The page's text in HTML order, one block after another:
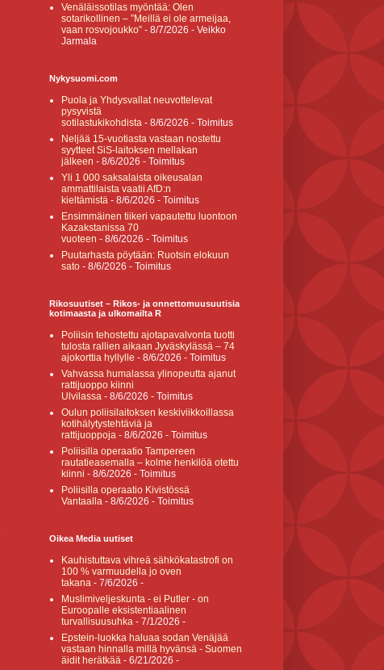
Venäläissotilas myöntää: Olen
sotarikollinen – ”Meillä ei ole armeijaa,
vaan rosvojoukko” - 8/7/2026 - Veikko
Jarmala
Nykysuomi.com
Puola ja Yhdysvallat neuvottelevat
pysyvistä
sotilastukikohdista - 8/6/2026 - Toimitus
Neljää 15-vuotiasta vastaan nostettu
syytteet SiS-laitoksen mellakan
jälkeen - 8/6/2026 - Toimitus
Yli 1 000 saksalaista oikeusalan
ammattilaista vaatii AfD:n
kieltämistä - 8/6/2026 - Toimitus
Ensimmäinen tiikeri vapautettu luontoon
Kazakstanissa 70
vuoteen - 8/6/2026 - Toimitus
Puutarhasta pöytään: Ruotsin elokuun
sato - 8/6/2026 - Toimitus
Rikosuutiset – Rikos- ja onnettomuusuutisia
kotimaasta ja ulkomailta R
Poliisin tehostettu ajotapavalvonta tuotti
tulosta rallien aikaan Jyväskylässä – 74
ajokorttia hyllylle - 8/6/2026 - Toimitus
Vahvassa humalassa ylinopeutta ajanut
rattijuoppo kiinni
Ulvilassa - 8/6/2026 - Toimitus
Oulun poliisilaitoksen keskiviikkoillassa
kotihälytystehtäviä ja
rattijuoppoja - 8/6/2026 - Toimitus
Poliisilla operaatio Tampereen
rautatieasemalla – kolme henkilöä otettu
kiinni - 8/6/2026 - Toimitus
Poliisilla operaatio Kivistössä
Vantaalla - 8/6/2026 - Toimitus
Oikea Media uutiset
Kauhistuttava vihreä sähkökatastrofi on
100 % varmuudella jo oven
takana - 7/6/2026 -
Muslimiveljeskunta - ei Putler - on
Euroopalle eksistentiaalinen
turvallisuusuhka - 7/1/2026 -
Epstein-luokka haluaa sodan Venäjää
vastaan hinnalla millä hyvänsä - Suomen
äidit herätkää - 6/21/2026 -